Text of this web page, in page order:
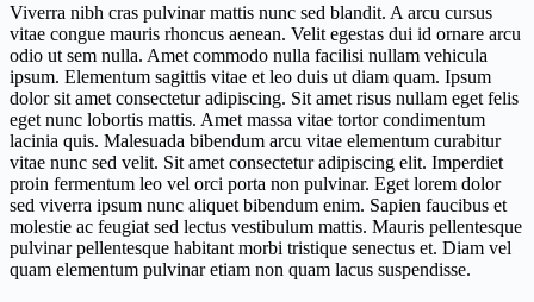
Viverra nibh cras pulvinar mattis nunc sed blandit. A arcu cursus
vitae congue mauris rhoncus aenean. Velit egestas dui id ornare arcu
odio ut sem nulla. Amet commodo nulla facilisi nullam vehicula
ipsum. Elementum sagittis vitae et leo duis ut diam quam. Ipsum
dolor sit amet consectetur adipiscing. Sit amet risus nullam eget felis
eget nunc lobortis mattis. Amet massa vitae tortor condimentum
lacinia quis. Malesuada bibendum arcu vitae elementum curabitur
vitae nunc sed velit. Sit amet consectetur adipiscing elit. Imperdiet
proin fermentum leo vel orci porta non pulvinar. Eget lorem dolor
sed viverra ipsum nunc aliquet bibendum enim. Sapien faucibus et
molestie ac feugiat sed lectus vestibulum mattis. Mauris pellentesque
pulvinar pellentesque habitant morbi tristique senectus et. Diam vel
quam elementum pulvinar etiam non quam lacus suspendisse.